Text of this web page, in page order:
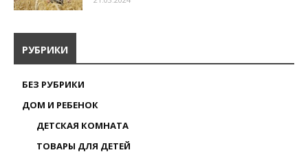
РУБРИКИ
БЕЗ РУБРИКИ
ДОМ И РЕБЕНОК
ДЕТСКАЯ КОМНАТА
ТОВАРЫ ДЛЯ ДЕТЕЙ